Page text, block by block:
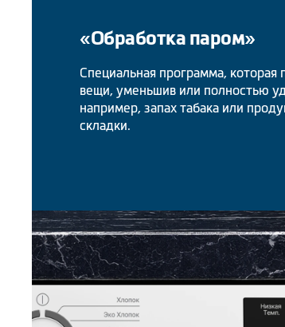
«Обработка паром»
Специальная программа,
вещи, уменьшив или полностью
например, запах табака или
складки.